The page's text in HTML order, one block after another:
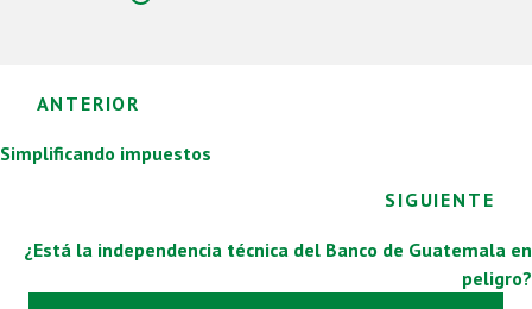
Posts
navigation
ANTERIOR
Simplificando impuestos
SIGUIENTE
¿Está la independencia técnica del Banco de Guatemala en
peligro?